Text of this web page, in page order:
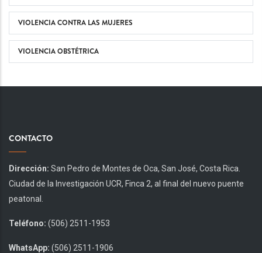
VIOLENCIA CONTRA LAS MUJERES
VIOLENCIA OBSTÉTRICA
CONTACTO
Dirección: San Pedro de Montes de Oca, San José, Costa Rica.
Ciudad de la Investigación UCR, Finca 2, al final del nuevo puente
peatonal.
Teléfono: (506) 2511-1953
WhatsApp: (506) 2511-1906